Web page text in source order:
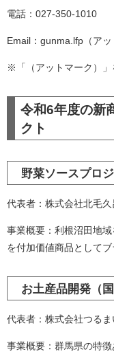
電話：027-350-1010
Email：gunma.lfp（ア
※「（アットマーク）」
令和6年度の新
クト
野菜ソースプロ
代表者：株式会社北
事業概要：利根沼田地
を付加価値商品として
お土産品開発（
代表者：株式会社つ
事業概要：群馬県の特